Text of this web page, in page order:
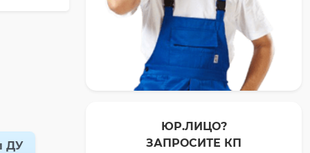
ДУ
ЮР.ЛИЦО?
ЗАПРОСИТЕ КП